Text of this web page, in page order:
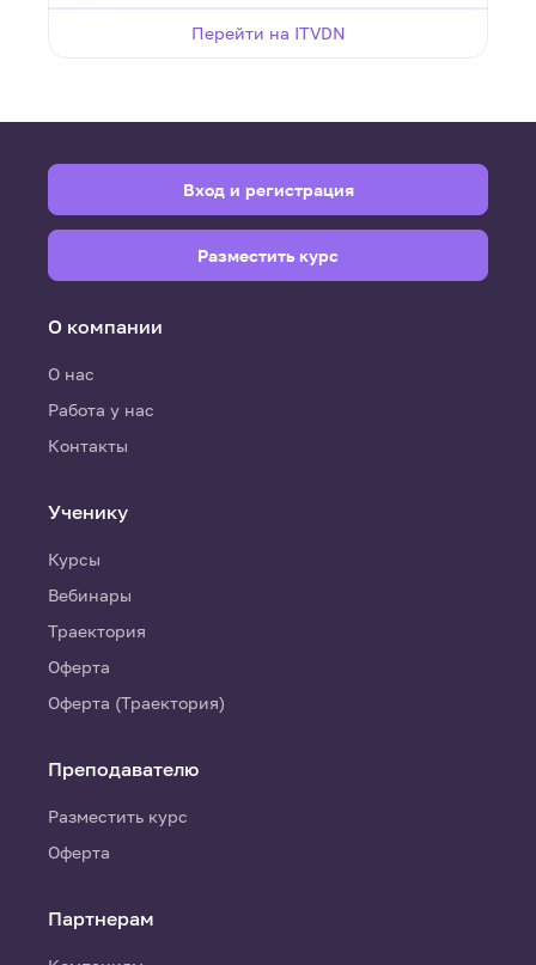
Перейти на ITVDN
О компании
О нас
Работа у нас
Контакты
Ученику
Курсы
Вебинары
Траектория
Оферта
Оферта (Траектория)
Преподавателю
Разместить курс
Оферта
Партнерам
Вход и регистрация
Разместить курс